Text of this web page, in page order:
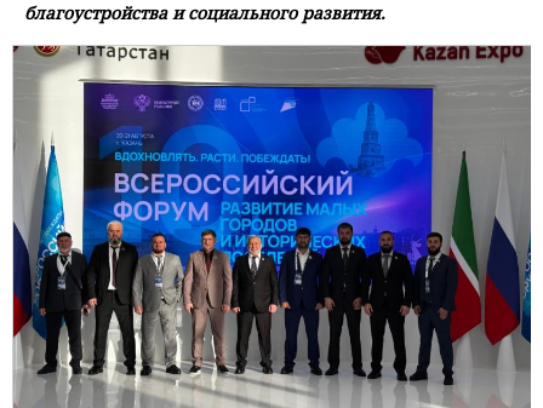
благоустройства и социального развития.